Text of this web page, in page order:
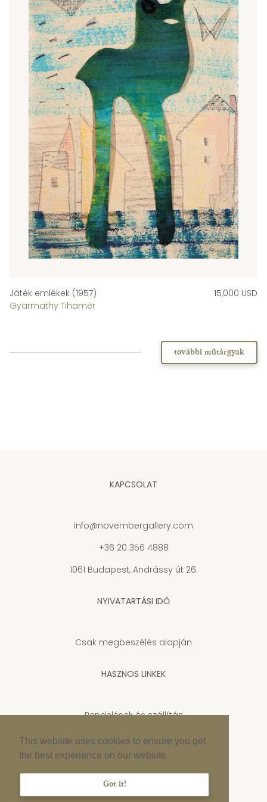
This website uses cookies to ensure you get
the best experience on our website.
Got it!
Játék emlékek (1957)
Gyarmathy Tihamér
15,000 USD
további műtárgyak
KAPCSOLAT
info@novembergallery.com
+36 20 356 4888
1061 Budapest, Andrássy út 26.
NYIVATARTÁSI IDŐ
Csak megbeszélés alapján
HASZNOS LINKEK
Rendelések és szállítás
Adatkezelési tájékoztató
Cookie szabályzat
Impresszum